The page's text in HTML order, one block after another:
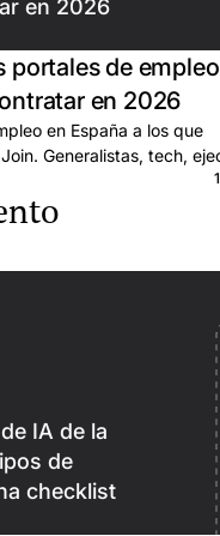
en 2026
portales de
en 2026
en España a los que
Generalistas, tech,
cada uno y cuándo
IA de la
de
checklist